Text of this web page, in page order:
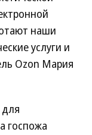
наши
услуги и
Ozon Мария
госпожа